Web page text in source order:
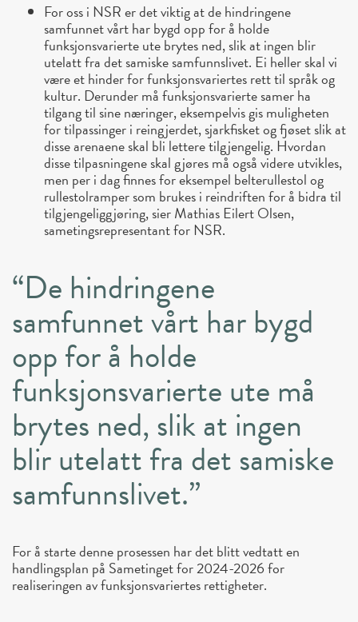
For oss i NSR er det viktig at de hindringene
samfunnet vårt har bygd opp for å holde
funksjonsvarierte ute brytes ned, slik at ingen blir
utelatt fra det samiske samfunnslivet. Ei heller skal vi
være et hinder for funksjonsvariertes rett til språk og
kultur. Derunder må funksjonsvarierte samer ha
tilgang til sine næringer, eksempelvis gis muligheten
for tilpassinger i reingjerdet, sjarkfisket og fjøset slik at
disse arenaene skal bli lettere tilgjengelig. Hvordan
disse tilpasningene skal gjøres må også videre utvikles,
men per i dag finnes for eksempel belterullestol og
rullestolramper som brukes i reindriften for å bidra til
tilgjengeliggjøring, sier Mathias Eilert Olsen,
sametingsrepresentant for NSR.
“De hindringene
samfunnet vårt har bygd
opp for å holde
funksjonsvarierte ute må
brytes ned, slik at ingen
blir utelatt fra det samiske
samfunnslivet.”
For å starte denne prosessen har det blitt vedtatt en
handlingsplan på Sametinget for 2024-2026 for
realiseringen av funksjonsvariertes rettigheter.